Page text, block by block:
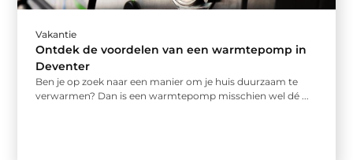
Vakantie
Ontdek de voordelen van een warmtepomp in
Deventer
Ben je op zoek naar een manier om je huis duurzaam te
verwarmen? Dan is een warmtepomp misschien wel dé ...